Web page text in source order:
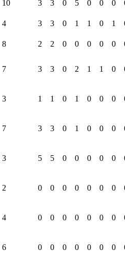
10 3 3 0 5 0 0 0
4 3 3 0 1 1 0 1
8 2 2 0 0 0 0 0
7 3 3 0 2 1 1 0
3 1 1 0 1 0 0 0
7 3 3 0 1 0 0 0
3 5 5 0 0 0 0 0
2 0 0 0 0 0 0 0
4 0 0 0 0 0 0 0
6 0 0 0 0 0 0 0